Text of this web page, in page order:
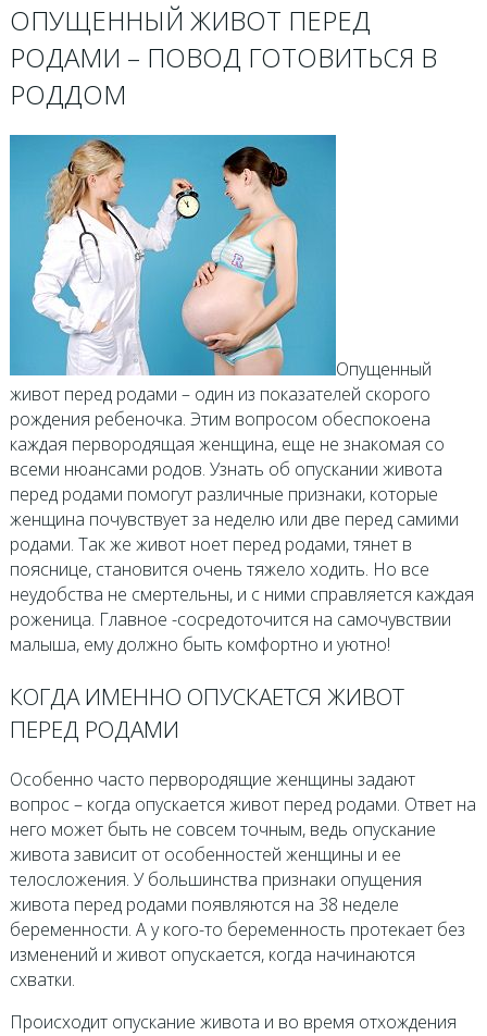
ОПУЩЕННЫЙ ЖИВОТ ПЕРЕД
РОДАМИ – ПОВОД ГОТОВИТЬСЯ В
РОДДОМ
Опущенный
живот перед родами – один из показателей скорого
рождения ребеночка. Этим вопросом обеспокоена
каждая первородящая женщина, еще не знакомая со
всеми нюансами родов. Узнать об опускании живота
перед родами помогут различные признаки, которые
женщина почувствует за неделю или две перед самими
родами. Так же живот ноет перед родами, тянет в
пояснице, становится очень тяжело ходить. Но все
неудобства не смертельны, и с ними справляется каждая
роженица. Главное -сосредоточится на самочувствии
малыша, ему должно быть комфортно и уютно!
КОГДА ИМЕННО ОПУСКАЕТСЯ ЖИВОТ
ПЕРЕД РОДАМИ
Особенно часто первородящие женщины задают
вопрос – когда опускается живот перед родами. Ответ на
него может быть не совсем точным, ведь опускание
живота зависит от особенностей женщины и ее
телосложения. У большинства признаки опущения
живота перед родами появляются на 38 неделе
беременности. А у кого-то беременность протекает без
изменений и живот опускается, когда начинаются
схватки.
Происходит опускание живота и во время отхождения